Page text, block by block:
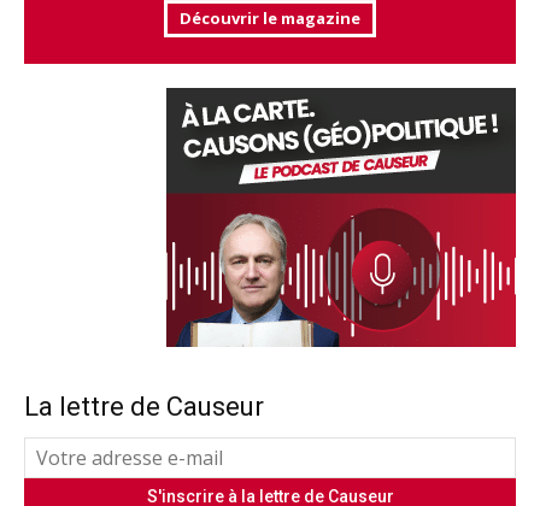
Découvrir le magazine
La lettre de Causeur